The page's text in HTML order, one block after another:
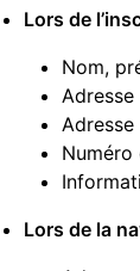
Lors de
Nom,
Adresse
Numéro
Lors de la